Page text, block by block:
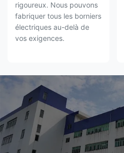
rigoureux. Nous pouvons
fabriquer tous les borniers
électriques au-delà de
vos exigences.